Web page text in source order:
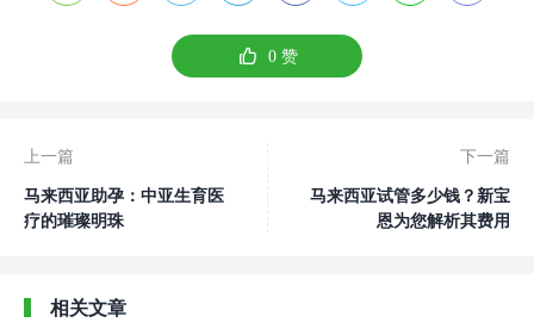
 0赞
上一篇
马来西亚助孕：中亚生育医
疗的璀璨明珠
下一篇
马来西亚试管多少钱？新宝
恩为您解析其费用
相关文章